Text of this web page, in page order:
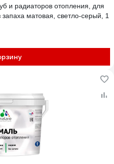
и радиаторов отопления, для
матовая, светло-серый, 1